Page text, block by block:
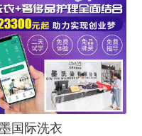
闭
国际洗衣